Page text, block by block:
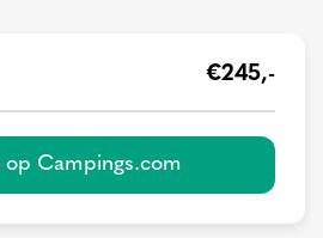
€245,-
op Campings.com